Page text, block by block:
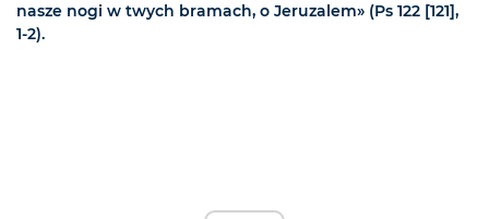
nasze nogi w twych bramach, o Jeruzalem» (Ps 122 [121],
1-2).